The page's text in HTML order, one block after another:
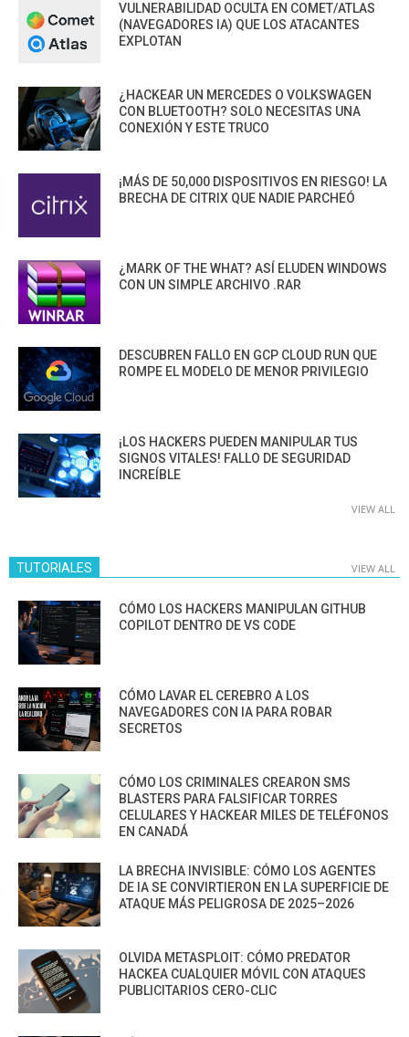
VULNERABILIDAD OCULTA EN COMET/ATLAS
(NAVEGADORES IA) QUE LOS ATACANTES
EXPLOTAN
¿HACKEAR UN MERCEDES O VOLKSWAGEN
CON BLUETOOTH? SOLO NECESITAS UNA
CONEXIÓN Y ESTE TRUCO
¡MÁS DE 50,000 DISPOSITIVOS EN RIESGO! LA
BRECHA DE CITRIX QUE NADIE PARCHEÓ
¿MARK OF THE WHAT? ASÍ ELUDEN WINDOWS
CON UN SIMPLE ARCHIVO .RAR
DESCUBREN FALLO EN GCP CLOUD RUN QUE
ROMPE EL MODELO DE MENOR PRIVILEGIO
¡LOS HACKERS PUEDEN MANIPULAR TUS
SIGNOS VITALES! FALLO DE SEGURIDAD
INCREÍBLE
VIEW ALL
TUTORIALES VIEW ALL
CÓMO LOS HACKERS MANIPULAN GITHUB
COPILOT DENTRO DE VS CODE
CÓMO LAVAR EL CEREBRO A LOS
NAVEGADORES CON IA PARA ROBAR
SECRETOS
CÓMO LOS CRIMINALES CREARON SMS
BLASTERS PARA FALSIFICAR TORRES
CELULARES Y HACKEAR MILES DE TELÉFONOS
EN CANADÁ
LA BRECHA INVISIBLE: CÓMO LOS AGENTES
DE IA SE CONVIRTIERON EN LA SUPERFICIE DE
ATAQUE MÁS PELIGROSA DE 2025–2026
OLVIDA METASPLOIT: CÓMO PREDATOR
HACKEA CUALQUIER MÓVIL CON ATAQUES
PUBLICITARIOS CERO-CLIC